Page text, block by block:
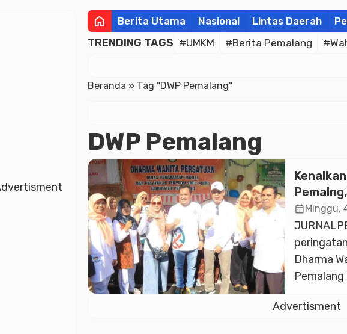
home Berita Utama Nasional Lintas Daerah
TRENDING TAGS #UMKM #Berita Pemalang
Beranda » Tag "DWP Pemalang"
DWP Pemalang
calendar_monthMinggu,
Dharma
Advertisment